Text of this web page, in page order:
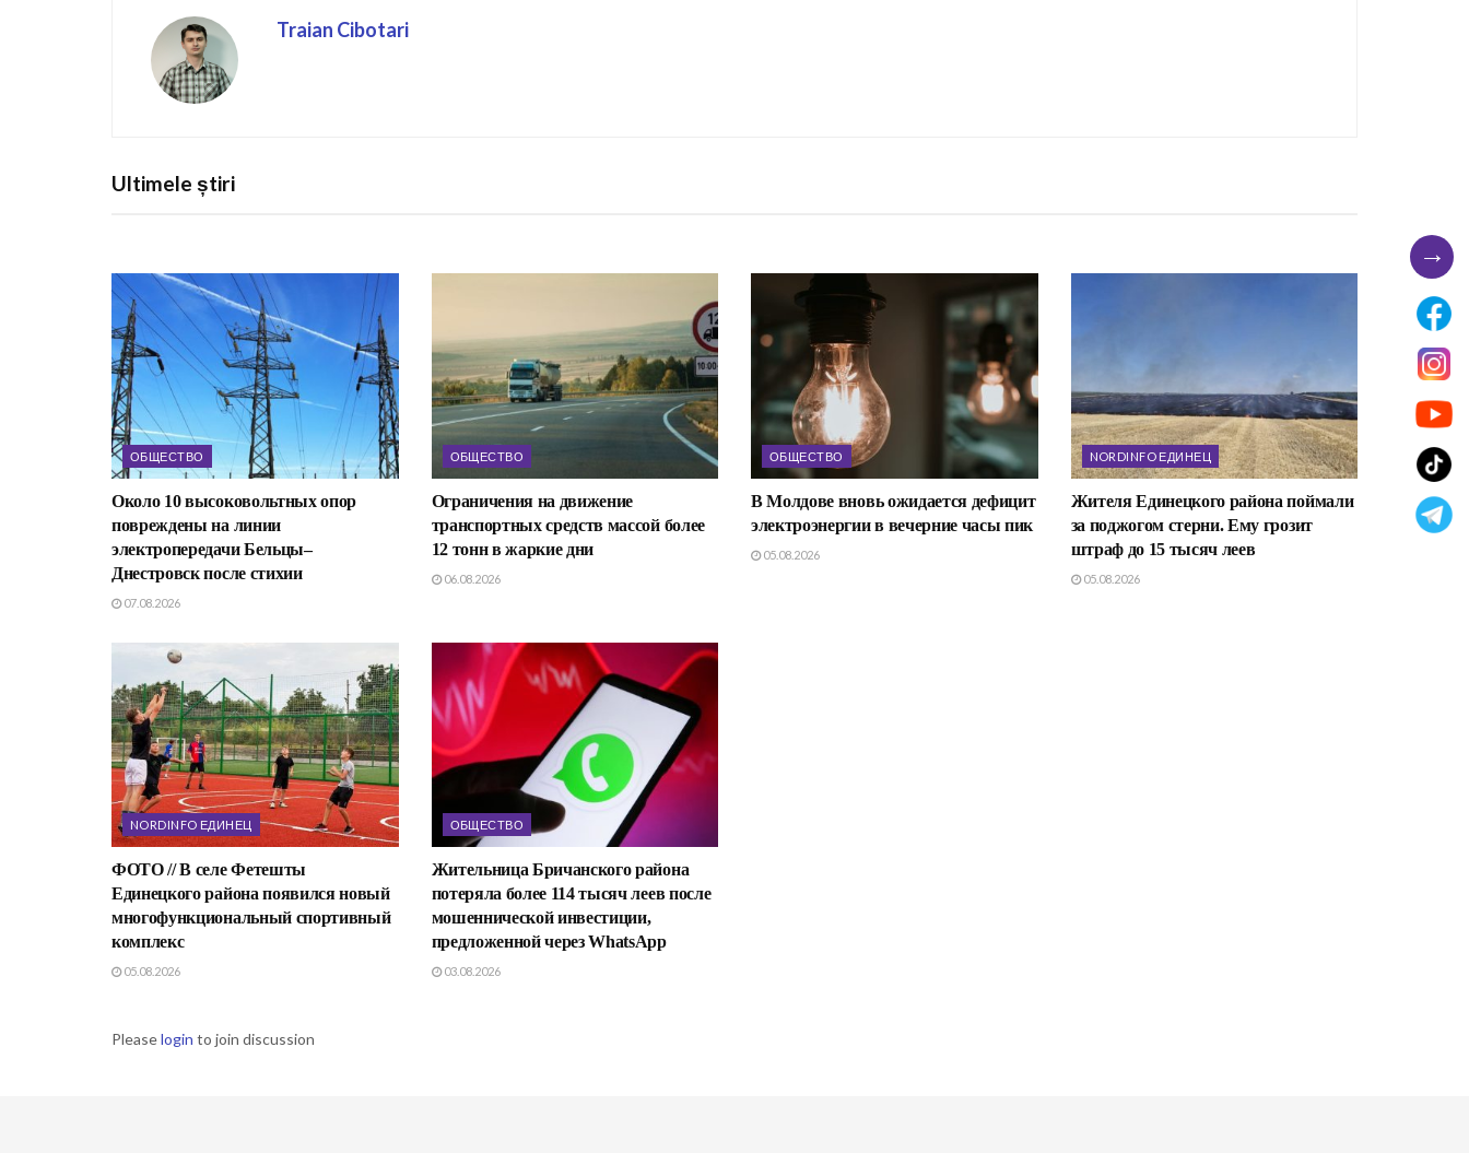
Traian Cibotari
Ultimele știri
ОБЩЕСТВО
Около 10 высоковольтных опор
повреждены на линии
электропередачи Бельцы–
Днестровск после стихии
07.08.2026
ОБЩЕСТВО
Ограничения на движение
транспортных средств массой более
12 тонн в жаркие дни
06.08.2026
ОБЩЕСТВО
В Молдове вновь ожидается дефицит
электроэнергии в вечерние часы пик
05.08.2026
NORDINFO ЕДИНЕЦ
Жителя Единецкого района поймали
за поджогом стерни. Ему грозит
штраф до 15 тысяч леев
05.08.2026
NORDINFO ЕДИНЕЦ
ФОТО // В селе Фетешты
Единецкого района появился новый
многофункциональный спортивный
комплекс
05.08.2026
ОБЩЕСТВО
Жительница Бричанского района
потеряла более 114 тысяч леев после
мошеннической инвестиции,
предложенной через WhatsApp
03.08.2026
Pleaselogin to join discussion
→